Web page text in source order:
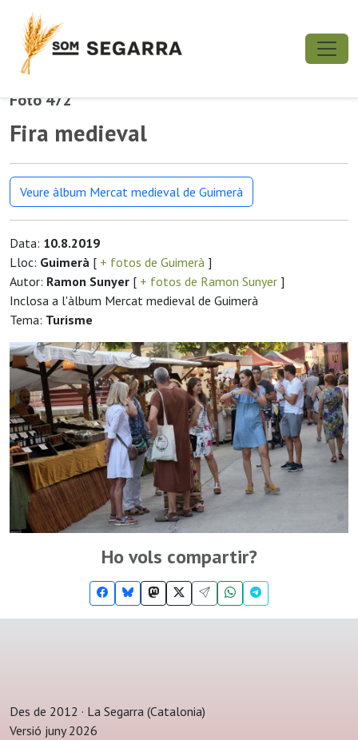
Foto 472
Fira medieval
Veure àlbum Mercat medieval de Guimerà
Data: 10.8.2019
Lloc: Guimerà [ + fotos de Guimerà ]
Autor: Ramon Sunyer [ + fotos de Ramon Sunyer ]
Inclosa a l'àlbum Mercat medieval de Guimerà
Tema: Turisme
Ho vols compartir?
Des de 2012 · La Segarra (Catalonia)
Versió juny 2026